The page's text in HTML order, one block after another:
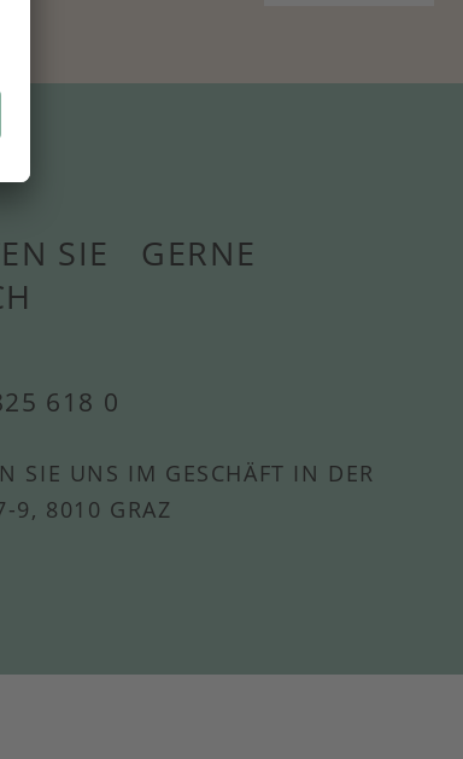
SIE GERNE
618 0
SIE UNS IM GESCHÄFT IN DER
9, 8010 GRAZ